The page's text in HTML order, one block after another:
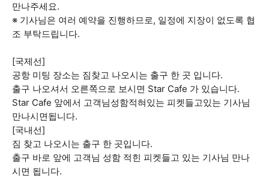
만나주세요.
※ 기사님은 여러 예약을 진행하므로, 일정에 지장이 없도록 협
조 부탁드립니다.
[국제선]
공항 미팅 장소는 짐찾고 나오시는 출구 한 곳 입니다.
출구 나오셔서 오른쪽으로 보시면 Star Cafe 가 있습니다.
Star Cafe 앞에서 고객님성함적혀있는 피켓들고있는 기사님
만나시면됩니다.
[국내선]
짐 찾고 나오시는 출구 한 곳입니다.
출구 바로 앞에 고객님 성함 적힌 피켓들고 있는 기사님 만나
시면 됩니다.